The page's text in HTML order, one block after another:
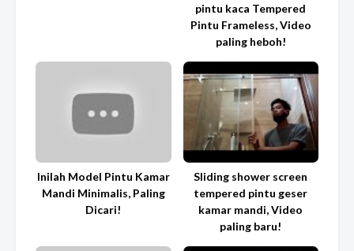
pintu kaca Tempered
Pintu Frameless, Video
paling heboh!
Inilah Model Pintu Kamar
Mandi Minimalis, Paling
Dicari!
Sliding shower screen
tempered pintu geser
kamar mandi, Video
paling baru!